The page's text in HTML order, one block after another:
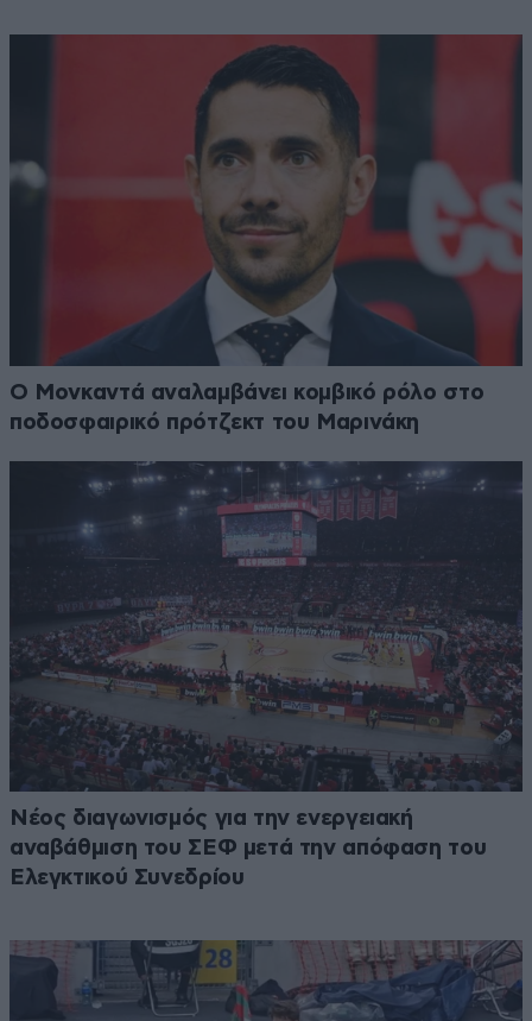
Ο Μονκαντά αναλαμβάνει κομβικό ρόλο στο
ποδοσφαιρικό πρότζεκτ του Μαρινάκη
Νέος διαγωνισμός για την ενεργειακή
αναβάθμιση του ΣΕΦ μετά την απόφαση του
Ελεγκτικού Συνεδρίου